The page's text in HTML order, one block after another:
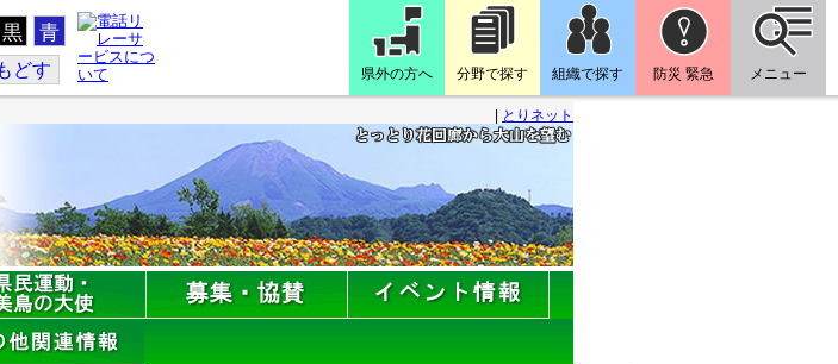
黒 青
どす 県外の方へ 分野で探す 組織で探す 防災 緊急 メニュー
とりネット